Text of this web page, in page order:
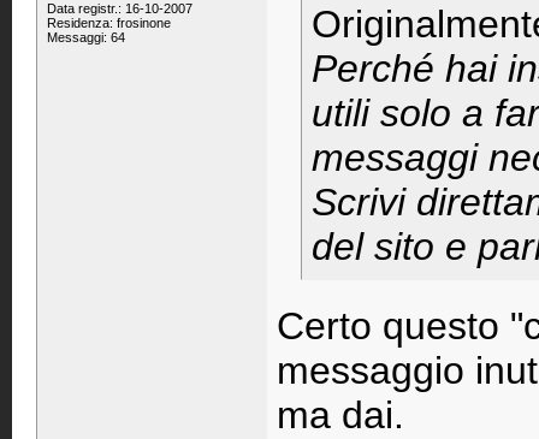
Data registr.: 16-10-2007
Residenza: frosinone
Messaggi: 64
Perché hai
utili solo a
messaggi
Scrivi
del sito e
Certo questo
messaggio
ma dai.